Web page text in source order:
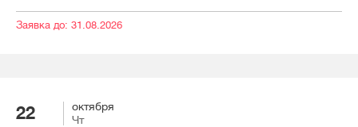
Заявка до: 31.08.2026
22
октября
Чт